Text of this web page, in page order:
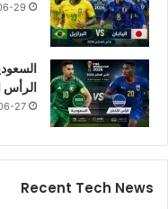
29
الرأس
27
Recent Tech News